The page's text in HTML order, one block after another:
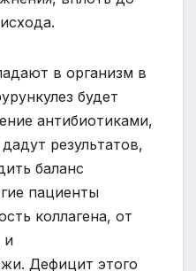
в организм в
будет
антибиотиками,
результатов,
баланс
пациенты
коллагена, от
и
Дефицит этого